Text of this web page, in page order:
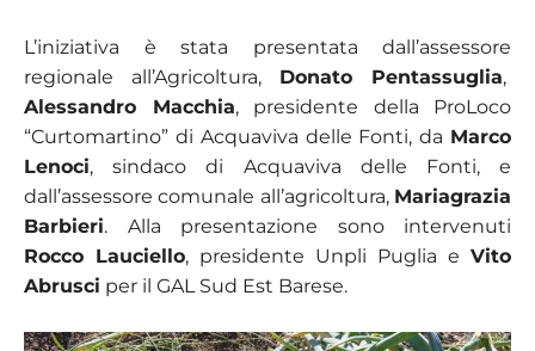
L’iniziativa è stata presentata dall’assessore
regionale all’Agricoltura, Donato Pentassuglia,
Alessandro Macchia, presidente della ProLoco
“Curtomartino” di Acquaviva delle Fonti, da Marco
Lenoci, sindaco di Acquaviva delle Fonti, e
dall’assessore comunale all’agricoltura, Mariagrazia
Barbieri. Alla presentazione sono intervenuti
Rocco Lauciello, presidente Unpli Puglia e Vito
Abrusci per il GAL Sud Est Barese.